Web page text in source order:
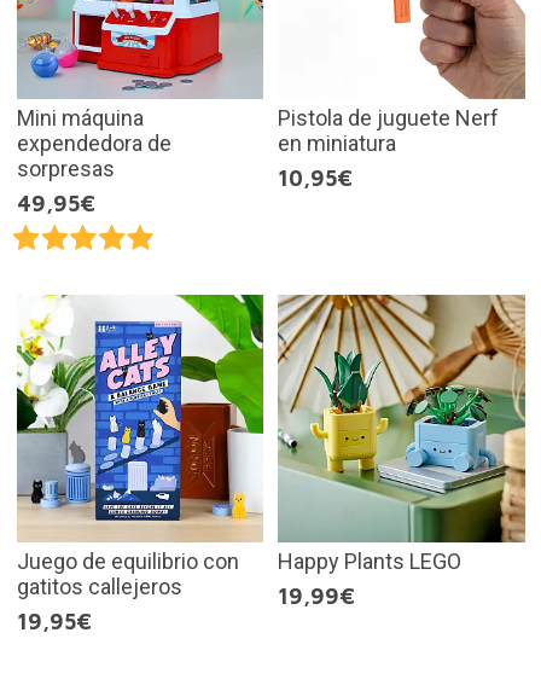
Mini máquina
expendedora de
sorpresas
49,95€
Pistola de juguete Nerf
en miniatura
10,95€
Juego de equilibrio con
gatitos callejeros
19,95€
Happy Plants LEGO
19,99€